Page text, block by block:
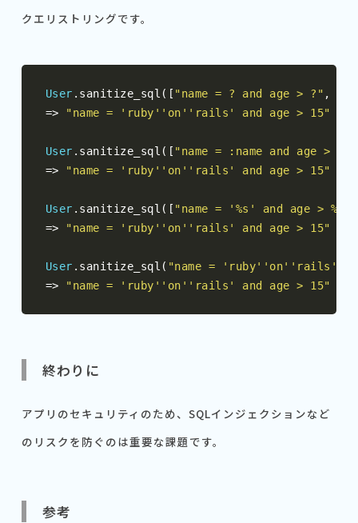
クエリストリングです。
User . sanitize_sql ([ "name = ? and age > ?" ,
=>
"name = 'ruby''on''rails' and age > 15"
User . sanitize_sql ([ "name = :name and age >
=>
"name = 'ruby''on''rails' and age > 15"
User . sanitize_sql ([ "name = '%s' and age > %d"
=>
"name = 'ruby''on''rails' and age > 15"
User . sanitize_sql ( "name = 'ruby''on''rails'
=>
"name = 'ruby''on''rails' and age > 15"
終わりに
アプリのセキュリティのため、SQLインジェクションなど
のリスクを防ぐのは重要な課題です。
参考